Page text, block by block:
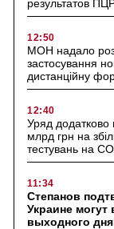
результатов
12:50
МОН надало
застосування
дистанційну
12:40
Уряд додатково
млрд грн на
тестувань на
11:34
Степанов
Украине могут
выходного